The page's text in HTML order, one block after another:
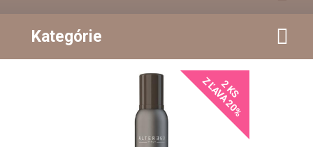
Kategórie
2 KS
ZĽAVA 20%